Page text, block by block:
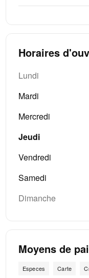
Horaires
Lundi
Mardi
Mercredi
Jeudi
Vendredi
Samedi
Dimanche
Moyens de
Especes Carte